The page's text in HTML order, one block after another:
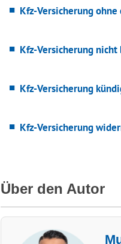
Kfz-Versicherung
Kfz-Versicherung
Kfz-Versicherung
Kfz-Versicherung
Über den Autor